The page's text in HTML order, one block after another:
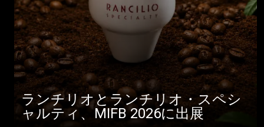
ランチリオとランチリオ・スペシ
ャルティ、MIFB 2026に出展